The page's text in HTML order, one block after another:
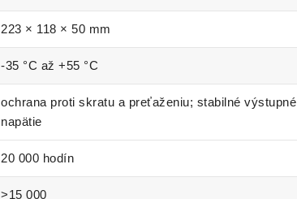
223 × 118 × 50 mm
-35 °C až +55 °C
ochrana proti skratu a preťaženiu; stabilné výstupné
napätie
20 000 hodín
>15 000